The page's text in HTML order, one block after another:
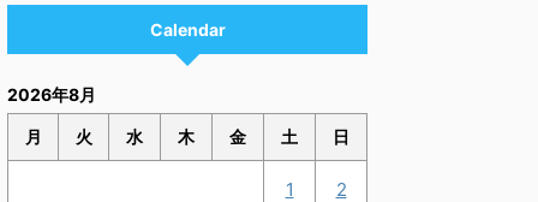
Calendar
2026年8月
月 火 水 木 金 土 日
1 2